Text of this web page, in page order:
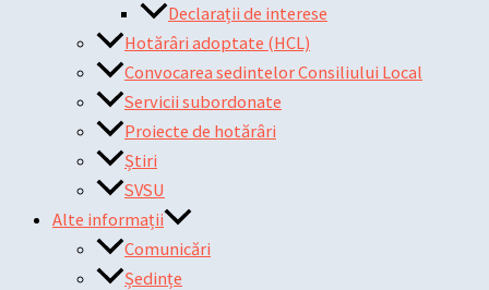
Declarații de interese
Hotărâri adoptate (HCL)
Convocarea sedintelor Consiliului Local
Servicii subordonate
Proiecte de hotărâri
Știri
SVSU
Alte informații
Comunicări
Ședințe